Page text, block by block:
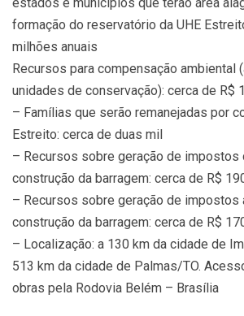
formação do reservatório da UHE
milhões anuais
Recursos para compensação ambiental
unidades de conservação): cerca de R$
– Famílias que serão remanejadas por
Estreito: cerca de duas mil
– Recursos sobre geração de impostos
construção da barragem: cerca de R$
– Recursos sobre geração de impostos
construção da barragem: cerca de R$
– Localização: a 130 km da cidade de
513 km da cidade de Palmas/TO.
obras pela Rodovia Belém – Brasília